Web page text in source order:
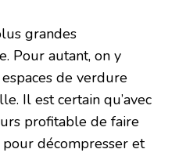
grandes
Pour autant, on y
de verdure
Il est certain qu’avec
profitable de faire
décompresser et